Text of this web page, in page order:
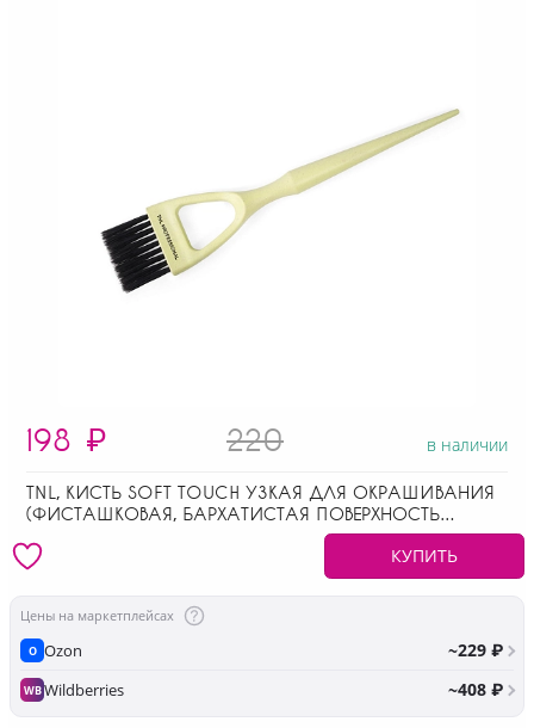
198 ₽ 220 в наличии
TNL, КИСТЬ SOFT TOUCH УЗКАЯ ДЛЯ ОКРАШИВАНИЯ
(ФИСТАШКОВАЯ, БАРХАТИСТАЯ ПОВЕРХНОСТЬ
КУПИТЬ
Цены на маркетплейсах
O Ozon ~229 ₽
WBWildberries ~408 ₽